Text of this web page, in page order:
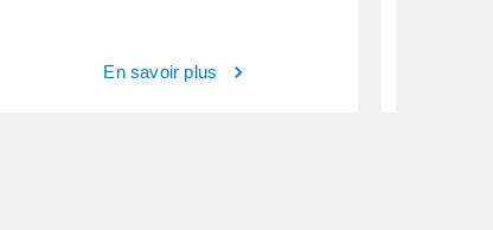
En savoir plus